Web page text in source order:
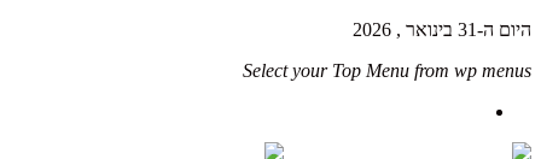
היום ה-31 בינואר , 2026
Select your Top Menu from wp menus